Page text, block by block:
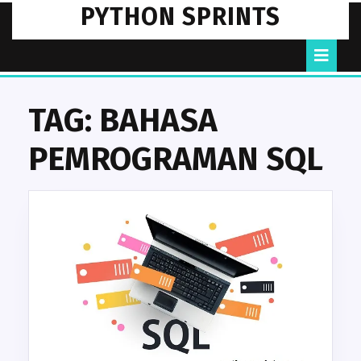
content
PYTHON SPRINTS
TAG: BAHASA
PEMROGRAMAN SQL